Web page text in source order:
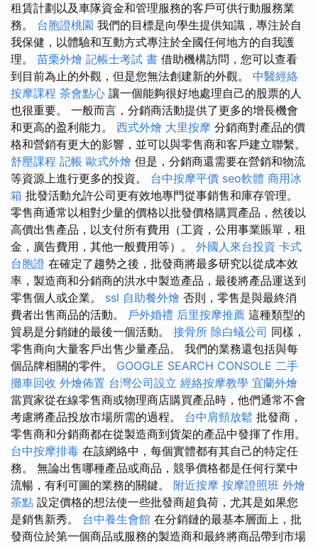
租賃計劃以及車隊資金和管理服務的客戶可供行動服務業
務。 台胞證桃園 我們的目標是向學生提供知識，專注於自
我保健，以體驗和互動方式專注於全國任何地方的自我護
理。 苗栗外燴 記帳士考試 書 借助機構訪問，您可以查看
到目前為止的外觀，但是您無法創建新的外觀。 中醫經絡
按摩課程 茶會點心 讓一個能夠很好地處理自己的股票的人
也很重要。 一般而言，分銷商活動提供了更多的增長機會
和更高的盈利能力。 西式外燴 大里按摩 分銷商對產品的價
格和營銷有更大的影響，並可以與零售商和客戶建立聯繫。
舒壓課程 記帳 歐式外燴 但是，分銷商還需要在營銷和物流
等資源上進行更多的投資。 台中按摩平價 seo軟體 商用冰
箱 批發活動允許公司更有效地專門從事銷售和庫存管理。
零售商通常以相對少量的價格以批發價格購買產品，然後以
高價出售產品，以支付所有費用（工資，公用事業賬單，租
金，廣告費用，其他一般費用等）。 外國人來台投資 卡式
台胞證 在確定了趨勢之後，批發商將最多研究以從成本效
率，製造商和分銷商的洪水中製造產品，最後將產品運送到
零售個人或企業。 ssl 自助餐外燴 否則，零售是與最終消
費者出售商品的活動。 戶外婚禮 后里按摩推薦 這種類型的
貿易是分銷鏈的最後一個活動。 接骨所 除白蟻公司 同樣，
零售商向大量客戶出售少量產品。 我們的業務還包括與每
個品牌相關的零件。 GOOGLE SEARCH CONSOLE 二手
攤車回收 外燴佈置 台灣公司設立 經絡按摩教學 宜蘭外燴
當買家從在線零售商或物理商店購買產品時，他們通常不會
考慮將產品投放市場所需的過程。 台中肩頸放鬆 批發商，
零售商和分銷商都在從製造商到貨架的產品中發揮了作用。
台中按摩排毒 在該網絡中，每個實體都有其自己的特定任
務。 無論出售哪種產品或商品，競爭價格都是任何行業中
流暢，有利可圖的業務的關鍵。 附近按摩 按摩證照班 外燴
茶點 設定價格的想法使一些批發商超負荷，尤其是如果您
是銷售新秀。 台中養生會館 在分銷鏈的最基本層面上，批
發商位於第一個商品或服務的製造商和最終將商品帶到市場